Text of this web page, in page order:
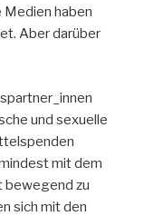
haben
Aber darüber
und sexuelle
mit dem
bewegend zu
sich mit den